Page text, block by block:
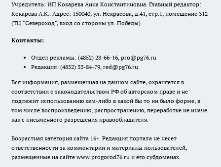
Учредитель: ИП Кокарева Анна Константиновна. Главный редактор:
Кокарева А.К.. Адрес: 150040, ул. Некрасова, д.41, стр.1, помещение 312
(ТЦ "Североход", вход со стороны ул. Победы)
Контакты:
Отдел рекламы: (4852) 28-66-16, pro@pg76.ru
Редакция: (4852) 33-84-79, red@pg76.ru
Вся информация, размещенная на данном сайте, охраняется в
соответствии с законодательством РФ об авторском праве и не
подлежит использованию кем-либо в какой бы то ни было форме, в
том числе воспроизведению, распространению, переработке не иначе
как с письменного разрешения правообладателя.
Возрастная категория сайта 16+. Редакция портала не несет
ответственности за комментарии и материалы пользователей,
размещенные на сайте www.progorod76.ru и его субдоменах.